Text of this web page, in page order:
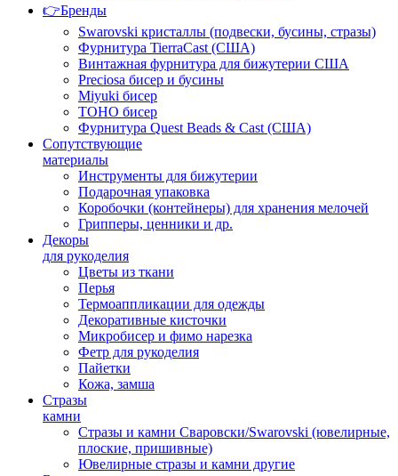
👉Бренды
Swarovski кристаллы (подвески, бусины, стразы)
Фурнитура TierraCast (США)
Винтажная фурнитура для бижутерии США
Preciosa бисер и бусины
Miyuki бисер
TOHO бисер
Фурнитура Quest Beads & Cast (США)
Сопутствующие
материалы
Инструменты для бижутерии
Подарочная упаковка
Коробочки (контейнеры) для хранения мелочей
Грипперы, ценники и др.
Декоры
для рукоделия
Цветы из ткани
Перья
Термоаппликации для одежды
Декоративные кисточки
Микробисер и фимо нарезка
Фетр для рукоделия
Пайетки
Кожа, замша
Стразы
камни
Стразы и камни Сваровски/Swarovski (ювелирные,
плоские, пришивные)
Ювелирные стразы и камни другие